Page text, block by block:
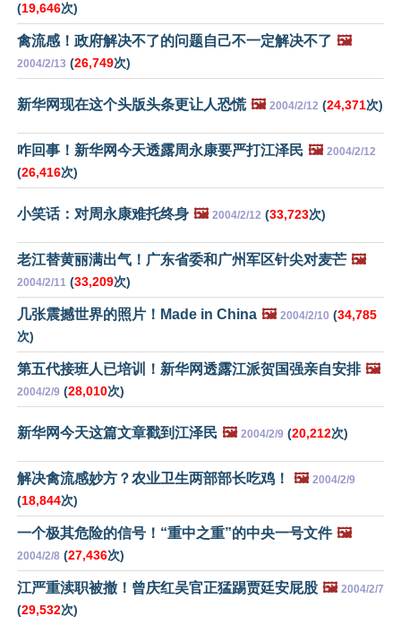
(19,646次)
禽流感！政府解决不了的问题自己不一定解决不了 🖼️
2004/2/13 (26,749次)
新华网现在这个头版头条更让人恐慌 🖼️ 2004/2/12 (24,371次)
咋回事！新华网今天透露周永康要严打江泽民 🖼️ 2004/2/12
(26,416次)
小笑话：对周永康难托终身 🖼️ 2004/2/12 (33,723次)
老江替黄丽满出气！广东省委和广州军区针尖对麦芒 🖼️
2004/2/11 (33,209次)
几张震撼世界的照片！Made in China 🖼️ 2004/2/10 (34,785
次)
第五代接班人已培训！新华网透露江派贺国强亲自安排 🖼️
2004/2/9 (28,010次)
新华网今天这篇文章戳到江泽民 🖼️ 2004/2/9 (20,212次)
解决禽流感妙方？农业卫生两部部长吃鸡！ 🖼️ 2004/2/9
(18,844次)
一个极其危险的信号！“重中之重”的中央一号文件 🖼️
2004/2/8 (27,436次)
江严重渎职被撤！曾庆红吴官正猛踢贾廷安屁股 🖼️ 2004/2/7
(29,532次)